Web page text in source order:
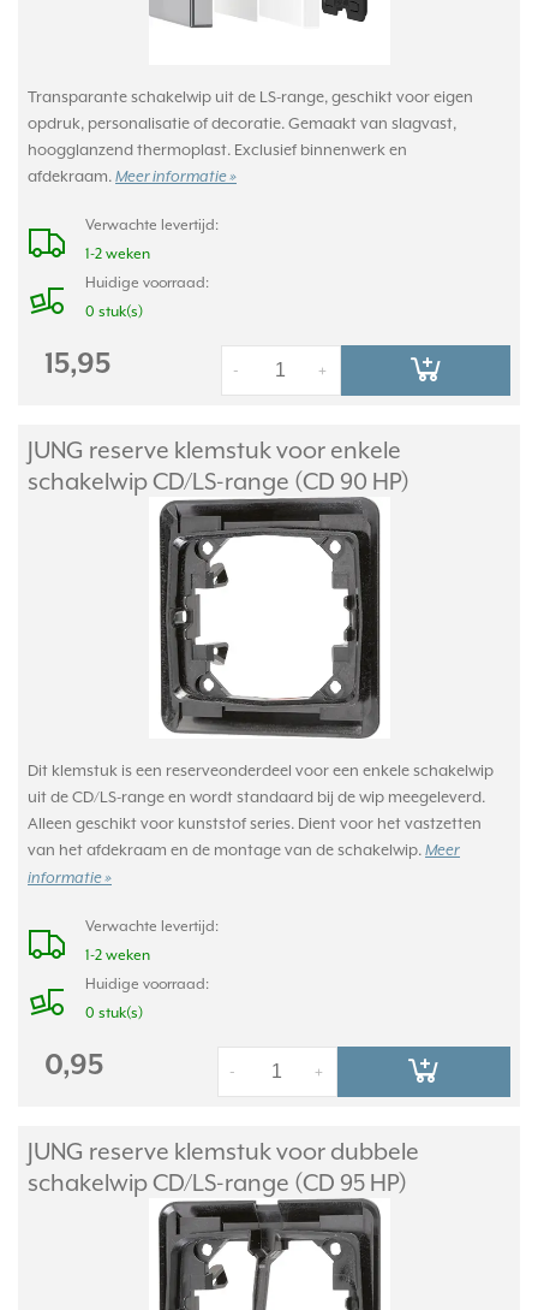
Transparante schakelwip uit de LS-range, geschikt voor eigen
opdruk, personalisatie of decoratie. Gemaakt van slagvast,
hoogglanzend thermoplast. Exclusief binnenwerk en
afdekraam. Meer informatie »
Verwachte levertijd:
1-2 weken
Huidige voorraad:
0 stuk(s)
15,95 +
-
JUNG reserve klemstuk voor enkele
schakelwip CD/LS-range (CD 90 HP)
Dit klemstuk is een reserveonderdeel voor een enkele schakelwip
uit de CD/LS-range en wordt standaard bij de wip meegeleverd.
Alleen geschikt voor kunststof series. Dient voor het vastzetten
van het afdekraam en de montage van de schakelwip. Meer
informatie »
Verwachte levertijd:
1-2 weken
Huidige voorraad:
0 stuk(s)
0,95 +
-
JUNG reserve klemstuk voor dubbele
schakelwip CD/LS-range (CD 95 HP)